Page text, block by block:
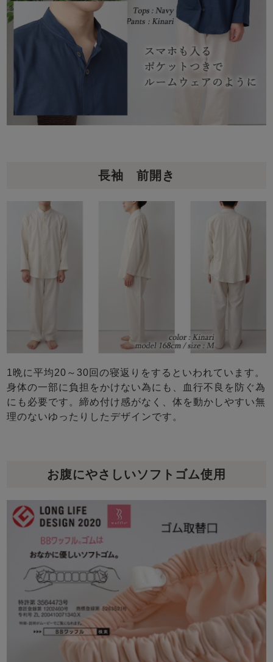
長袖 前開き
1晩に平均20～30回の寝返りをするといわれています。
身体の一部に負担をかけない為にも、血行不良を防ぐ為
にも必要です。締め付け感がなく、体を動かしやすい無
理のないゆったりしたデザインです。
お腹にやさしいソフトゴム使用